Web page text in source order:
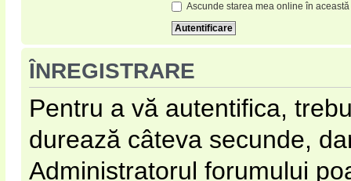
Ascunde starea mea online în
ÎNREGISTRARE
Pentru a vă autentifica,
durează câteva secunde,
Administratorul forumului